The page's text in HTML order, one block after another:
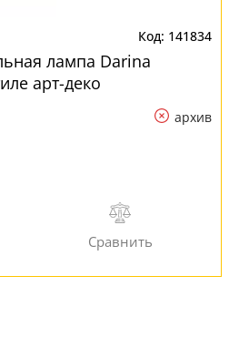
141834
лампа Darina
арт-деко
архив